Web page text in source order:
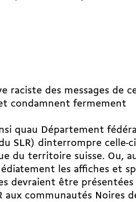
raciste des messages de
condamnent fermement
quau Département
SLR) dinterrompre celle-ci
du territoire suisse. Ou,
les affiches et
devraient être présentées
aux communautés Noires